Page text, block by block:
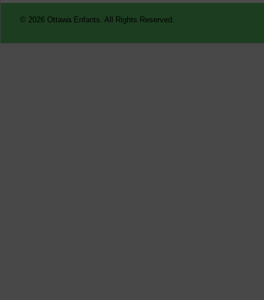
© 2026 Ottawa Enfants. All Rights Reserved.